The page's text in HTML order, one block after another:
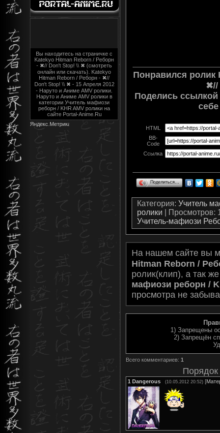
Вы находитесь на страничке с
Katekyo Hitman Reborn / Реборн
- ✖// Don't Stop! \\ ✖ (смотреть
онлайн или скачать). Katekyo
Hitman Reborn / Реборн - ✖//
Don't Stop! \\ ✖ - 15 Апреля 2012
- Наруто и Аниме AMV ролики.
Наруто и Аниме AMV ролики в
категории Учитель мафиози
реборн / KHR AMV ролики на
сайте Portal-Anime.Ru
Понравился ролик
✖//
Поделись
HTML
BB-
Code
Ссылка
Поделиться…
Категория: Учитель
ролики
Просмотров:
Учитель-мафиози
На нашем сайте вы
Hitman Reborn /
ролик(клип), а так
мафиози реборн /
просмотра не
1) Запрещены
2) Запрещён
Всего комментариев: 1
1 Dangerous (10.05.2012 20:52) [